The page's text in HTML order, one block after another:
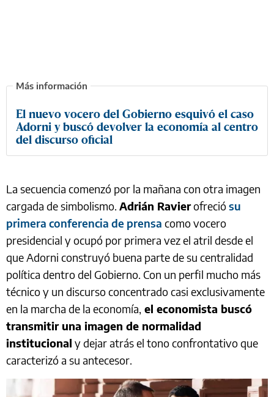
El nuevo vocero del Gobierno esquivó el caso
Adorni y buscó devolver la economía al centro
del discurso oficial
La secuencia comenzó por la mañana con otra imagen
cargada de simbolismo. Adrián Ravierofreciósu
primera conferencia de prensa como vocero
presidencial y ocupó por primera vez el atril desde el
que Adorni construyó buena parte de su centralidad
política dentro del Gobierno. Con un perfil mucho más
técnico y un discurso concentrado casi exclusivamente
en la marcha de la economía, el economista buscó
transmitir una imagen de normalidad
institucional y dejar atrás el tono confrontativo que
caracterizó a su antecesor.